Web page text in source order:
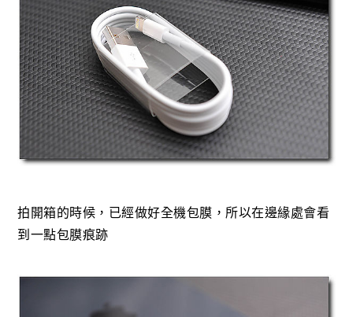
拍開箱的時候，已經做好全機包膜，所以在邊緣處會看
到一點包膜痕跡